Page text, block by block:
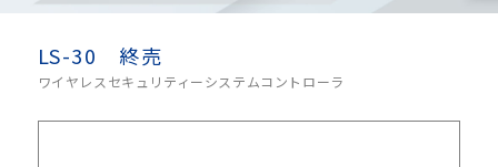
LS-30 終売
ワイヤレスセキュリティーシステムコントローラ